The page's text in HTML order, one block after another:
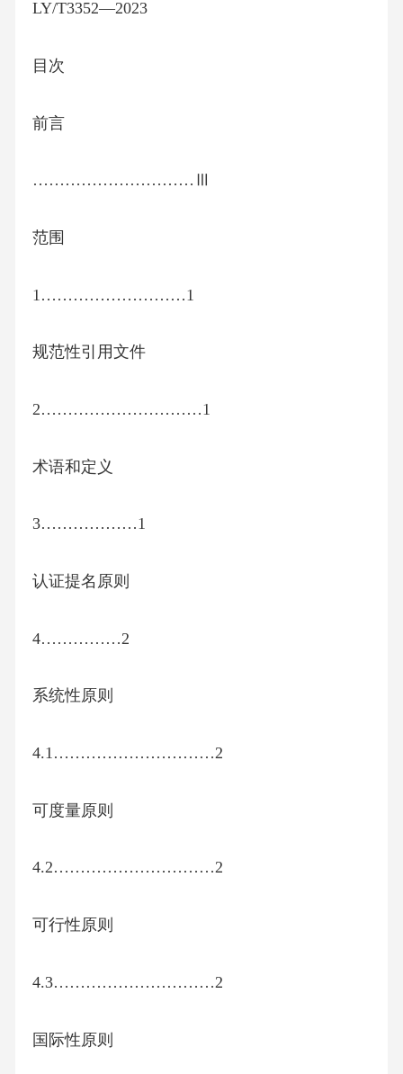
LY/T3352—2023
目次
前言
…………………………Ⅲ
范围
1………………………1
规范性引用文件
2…………………………1
术语和定义
3………………1
认证提名原则
4……………2
系统性原则
4.1…………………………2
可度量原则
4.2…………………………2
可行性原则
4.3…………………………2
国际性原则